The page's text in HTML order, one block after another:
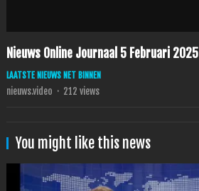
Nieuws Online Journaal 5 Februari 2025
LAATSTE NIEUWS NET BINNEN
nieuws.video · 212 views
You might like this news